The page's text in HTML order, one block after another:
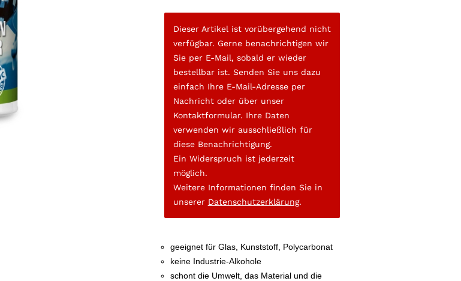
Dieser Artikel ist vorübergehend nicht
verfügbar. Gerne benachrichtigen wir
Sie per E-Mail, sobald er wieder
bestellbar ist. Senden Sie uns dazu
einfach Ihre E-Mail-Adresse per
Nachricht oder über unser
Kontaktformular. Ihre Daten
verwenden wir ausschließlich für
diese Benachrichtigung.
Ein Widerspruch ist jederzeit
möglich.
Weitere Informationen finden Sie in
unserer Datenschutzerklärung.
geeignet für Glas, Kunststoff, Polycarbonat
keine Industrie-Alkohole
schont die Umwelt, das Material und die